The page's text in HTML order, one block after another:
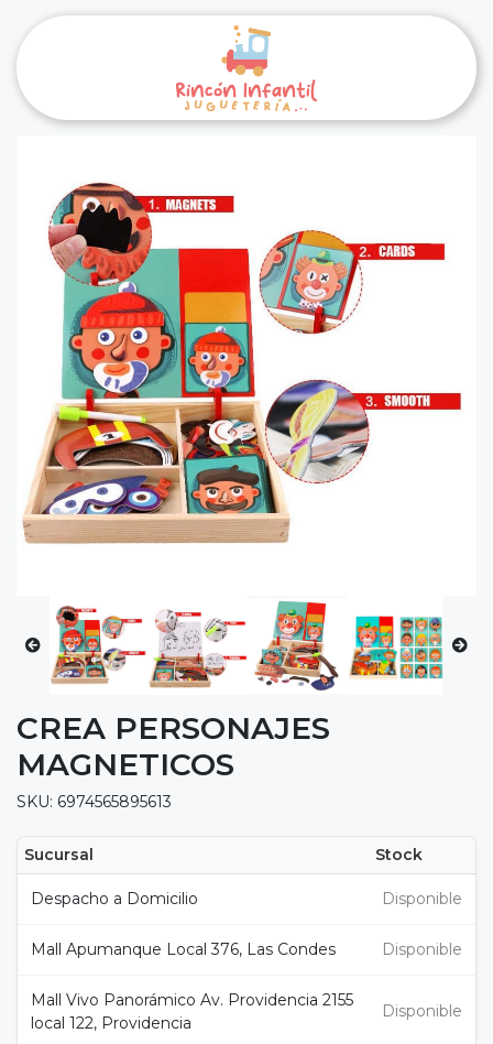
CREA PERSONAJES
MAGNETICOS
SKU: 6974565895613
Sucursal Stock
Despacho a Domicilio Disponible
Mall Apumanque Local 376, Las Condes Disponible
Mall Vivo Panorámico Av. Providencia 2155
local 122, Providencia
Disponible